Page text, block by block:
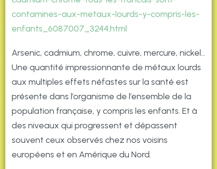
contamines-aux-metaux-lourds-y-compris-les-
enfants_6087007_3244.html
Arsenic, cadmium, chrome, cuivre, mercure, nickel…
Une quantité impressionnante de métaux lourds
aux multiples effets néfastes sur la santé est
présente dans l’organisme de l’ensemble de la
population française, y compris les enfants. Et à
des niveaux qui progressent et dépassent
souvent ceux observés chez nos voisins
européens et en Amérique du Nord.